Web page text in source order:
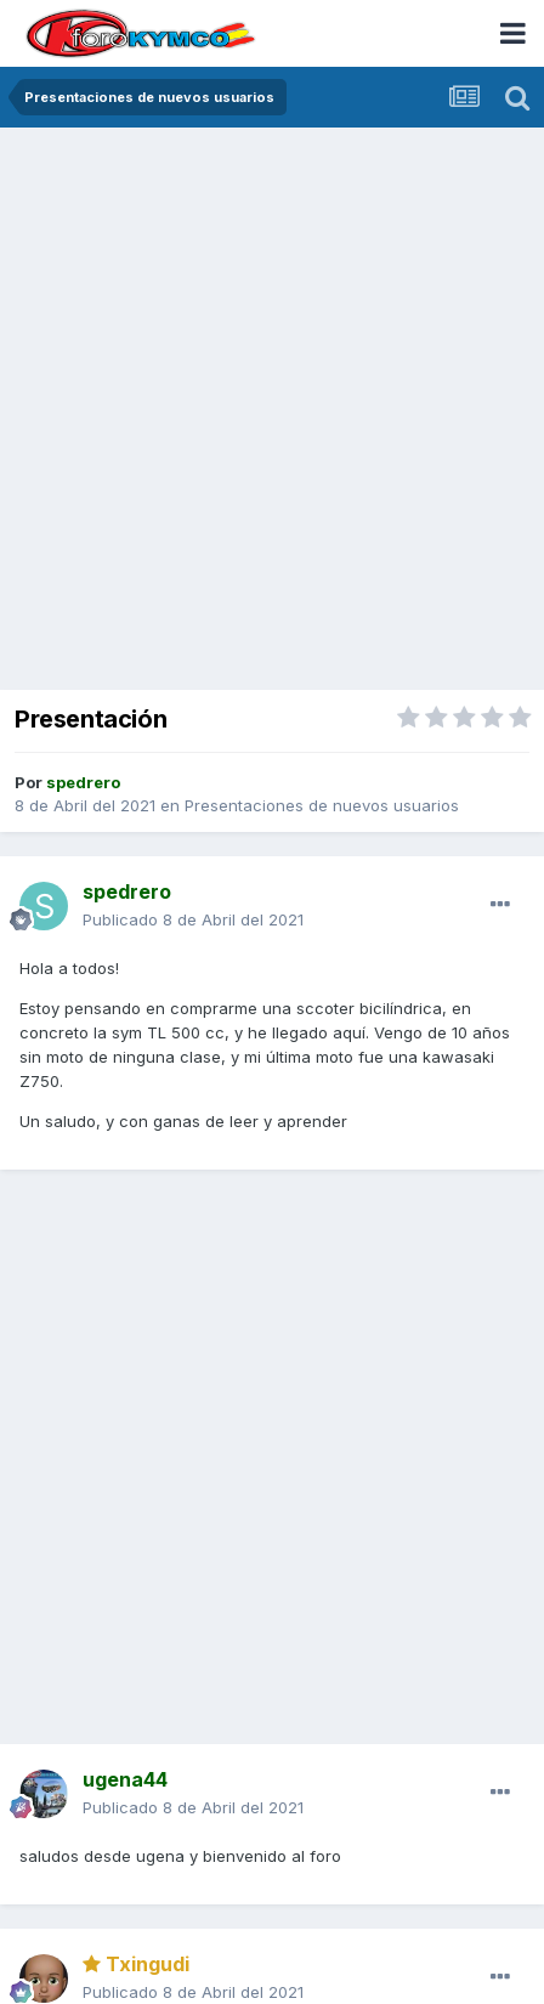
Presentaciones de nuevos usuarios
Presentación
Por spedrero
8 de Abril del 2021 en Presentaciones de nuevos usuarios
spedrero
Publicado 8 de Abril del 2021
Hola a todos!
Estoy pensando en comprarme una sccoter bicilíndrica, en
concreto la sym TL 500 cc, y he llegado aquí. Vengo de 10 años
sin moto de ninguna clase, y mi última moto fue una kawasaki
Z750.
Un saludo, y con ganas de leer y aprender
ugena44
Publicado 8 de Abril del 2021
saludos desde ugena y bienvenido al foro
Txingudi
Publicado 8 de Abril del 2021